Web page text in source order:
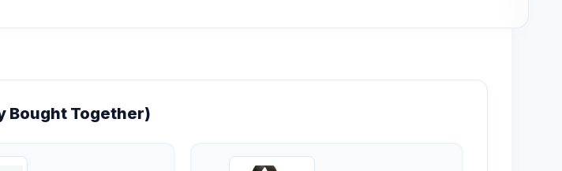
Bought Together)